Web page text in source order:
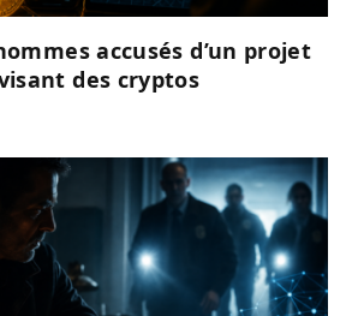
accusés d’un projet
des cryptos